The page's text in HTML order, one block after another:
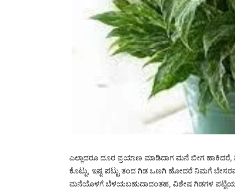
ಎಲ್ಲಾದರೂ ದೂರ ಪ್ರಯಾಣ ಮಾಡಿದಾಗ ಮನೆ ಬೀಗ ಹಾಕಿದರೆ,
ಕೊಟ್ಟು, ಇಷ್ಟ ಪಟ್ಟು ತಂದ ಗಿಡ ಒಣಗಿ ಹೋದರೆ ನಿಮಗೆ
ಮನೆಯೊಳಗೆ ಬೆಳಯಬಹುದಾದಂತಹ, ವಿಶೇಷ ಗಿಡಗಳ